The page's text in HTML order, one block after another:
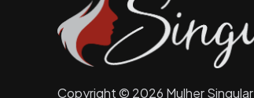
Copyright © 2026 Mulher